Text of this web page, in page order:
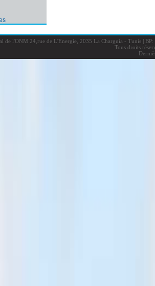
de l'ONM 24,rue de L'Energie, 2035 La Charguia - Tunis |BP:
Tous droits